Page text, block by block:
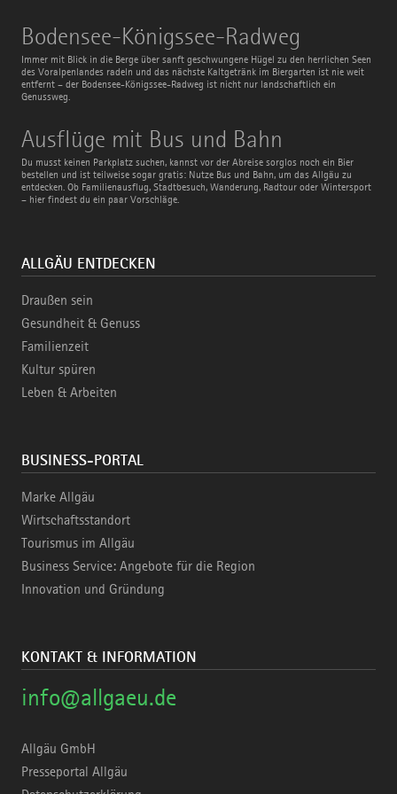
Bodensee-Königssee-Radweg
Immer mit Blick in die Berge über sanft geschwungene Hügel zu den herrlichen Seen
des Voralpenlandes radeln und das nächste Kaltgetränk im Biergarten ist nie weit
entfernt – der Bodensee-Königssee-Radweg ist nicht nur landschaftlich ein
Genussweg.
Bodensee-
Königssee-
Radweg
Ausflüge mit Bus und Bahn
Du musst keinen Parkplatz suchen, kannst vor der Abreise sorglos noch ein Bier
bestellen und ist teilweise sogar gratis: Nutze Bus und Bahn, um das Allgäu zu
entdecken. Ob Familienausflug, Stadtbesuch, Wanderung, Radtour oder Wintersport
– hier findest du ein paar Vorschläge.
Ausflüge
mit
Bus
und
Bahn
ALLGÄU ENTDECKEN
Draußen sein
Gesundheit & Genuss
Familienzeit
Kultur spüren
Leben & Arbeiten
BUSINESS-PORTAL
Marke Allgäu
Wirtschaftsstandort
Tourismus im Allgäu
Business Service: Angebote für die Region
Innovation und Gründung
KONTAKT & INFORMATION
info@allgaeu.de
Allgäu GmbH
Presseportal Allgäu